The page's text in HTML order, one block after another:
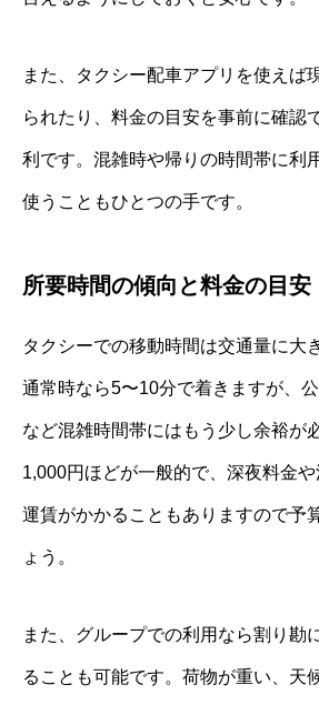
また、タクシー配車アプリを使えば
られたり、料金の目安を事前に確認
利です。混雑時や帰りの時間帯に利
使うこともひとつの手です。
所要時間の傾向と料金の目安
タクシーでの移動時間は交通量に大
通常時なら5〜10分で着きますが、
など混雑時間帯にはもう少し余裕が
1,000円ほどが一般的で、深夜料金
運賃がかかることもありますので予
ょう。
また、グループでの利用なら割り勘
ることも可能です。荷物が重い、天